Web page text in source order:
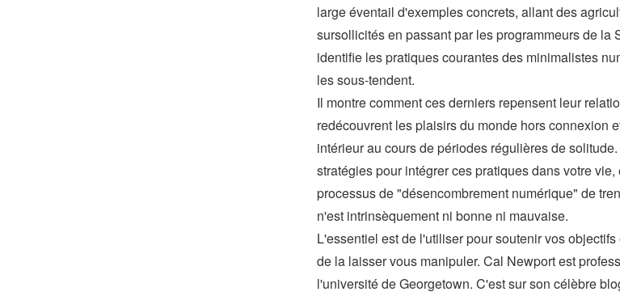
large éventail d'exemples concrets, allant des
sursollicités en passant par les programmeurs de la
identifie les pratiques courantes des minimalistes
les sous-tendent.
Il montre comment ces derniers repensent leur
redécouvrent les plaisirs du monde hors connexion
intérieur au cours de périodes régulières de
stratégies pour intégrer ces pratiques dans votre
processus de "désencombrement numérique" de
n'est intrinsèquement ni bonne ni mauvaise.
L'essentiel est de l'utiliser pour soutenir vos
de la laisser vous manipuler. Cal Newport est
l'université de Georgetown. C'est sur son célèbre